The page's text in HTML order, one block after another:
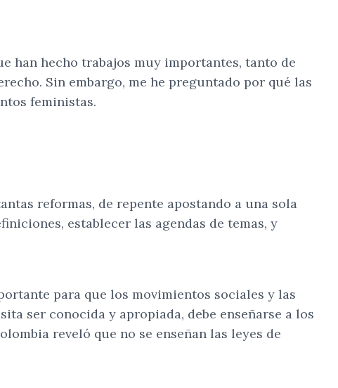
han hecho trabajos muy importantes, tanto de
Sin embargo, me he preguntado por qué las
feministas.
reformas, de repente apostando a una sola
establecer las agendas de temas, y
para que los movimientos sociales y las
ser conocida y apropiada, debe enseñarse a los
reveló que no se enseñan las leyes de